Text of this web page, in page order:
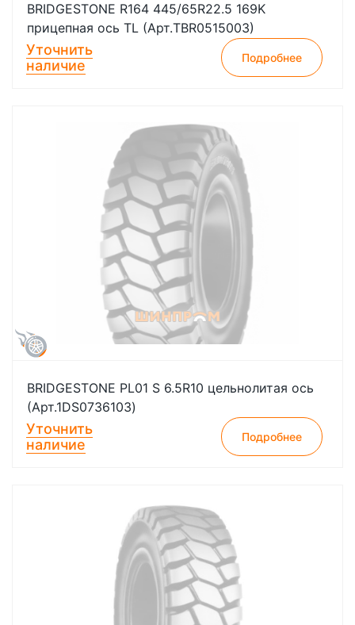
BRIDGESTONE R164 445/65R22.5 169K
прицепная ось TL (Арт.TBR0515003)
Уточнить
наличие
Подробнее
BRIDGESTONE PL01 S 6.5R10 цельнолитая ось
(Арт.1DS0736103)
Уточнить
наличие
Подробнее